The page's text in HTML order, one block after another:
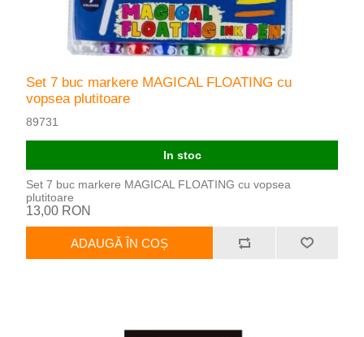
Set 7 buc markere MAGICAL FLOATING cu
vopsea plutitoare
89731
In stoc
Set 7 buc markere MAGICAL FLOATING cu vopsea
plutitoare
13,00 RON
ADAUGĂ ÎN COȘ